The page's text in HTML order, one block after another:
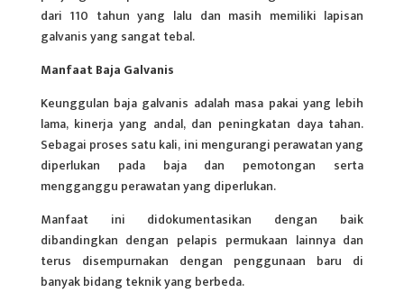
dari 110 tahun yang lalu dan masih memiliki lapisan
galvanis yang sangat tebal.
Manfaat Baja Galvanis
Keunggulan baja galvanis adalah masa pakai yang lebih
lama, kinerja yang andal, dan peningkatan daya tahan.
Sebagai proses satu kali, ini mengurangi perawatan yang
diperlukan pada baja dan pemotongan serta
mengganggu perawatan yang diperlukan.
Manfaat ini didokumentasikan dengan baik
dibandingkan dengan pelapis permukaan lainnya dan
terus disempurnakan dengan penggunaan baru di
banyak bidang teknik yang berbeda.